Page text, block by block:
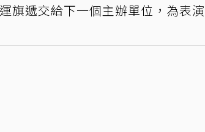
旗遞交給下一個主辦單位，為表